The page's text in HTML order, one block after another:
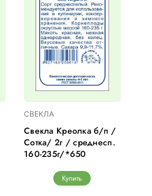
СВЕКЛА
Свекла Креолка б/п /
Сотка/ 2г / среднесп.
160-235г/*650
Купить